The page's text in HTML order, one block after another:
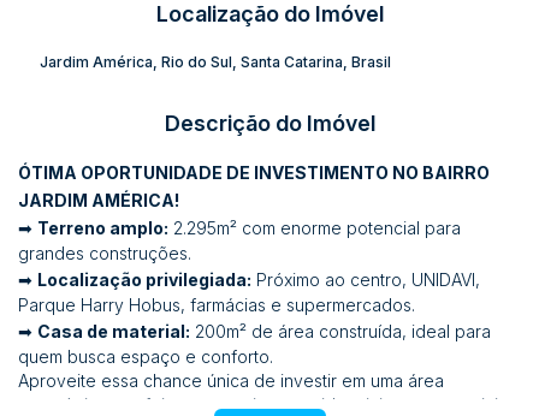
Localização do Imóvel
Jardim América, Rio do Sul, Santa Catarina, Brasil
Descrição do Imóvel
ÓTIMA OPORTUNIDADE DE INVESTIMENTO NO BAIRRO
JARDIM AMÉRICA!
➡ Terreno amplo: 2.295m² com enorme potencial para
grandes construções.
➡ Localização privilegiada: Próximo ao centro, UNIDAVI,
Parque Harry Hobus, farmácias e supermercados.
➡ Casa de material: 200m² de área construída, ideal para
quem busca espaço e conforto.
Aproveite essa chance única de investir em uma área
estratégica, perfeita para projetos residenciais ou comerciais.